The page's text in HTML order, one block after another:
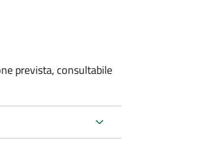
prevista, consultabile